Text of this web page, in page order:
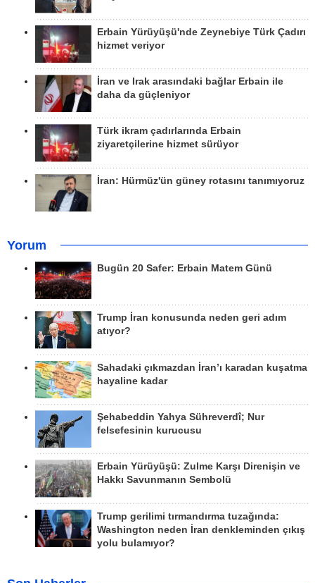
Erbain Yürüyüşü'nde Zeynebiye Türk Çadırı
hizmet veriyor
İran ve Irak arasındaki bağlar Erbain ile
daha da güçleniyor
Türk ikram çadırlarında Erbain
ziyaretçilerine hizmet sürüyor
İran: Hürmüz'ün güney rotasını tanımıyoruz
Yorum
Bugün 20 Safer: Erbain Matem Günü
Trump İran konusunda neden geri adım
atıyor?
Sahadaki çıkmazdan İran’ı karadan kuşatma
hayaline kadar
Şehabeddin Yahya Sühreverdî; Nur
felsefesinin kurucusu
Erbain Yürüyüşü: Zulme Karşı Direnişin ve
Hakkı Savunmanın Sembolü
Trump gerilimi tırmandırma tuzağında:
Washington neden İran denkleminden çıkış
yolu bulamıyor?